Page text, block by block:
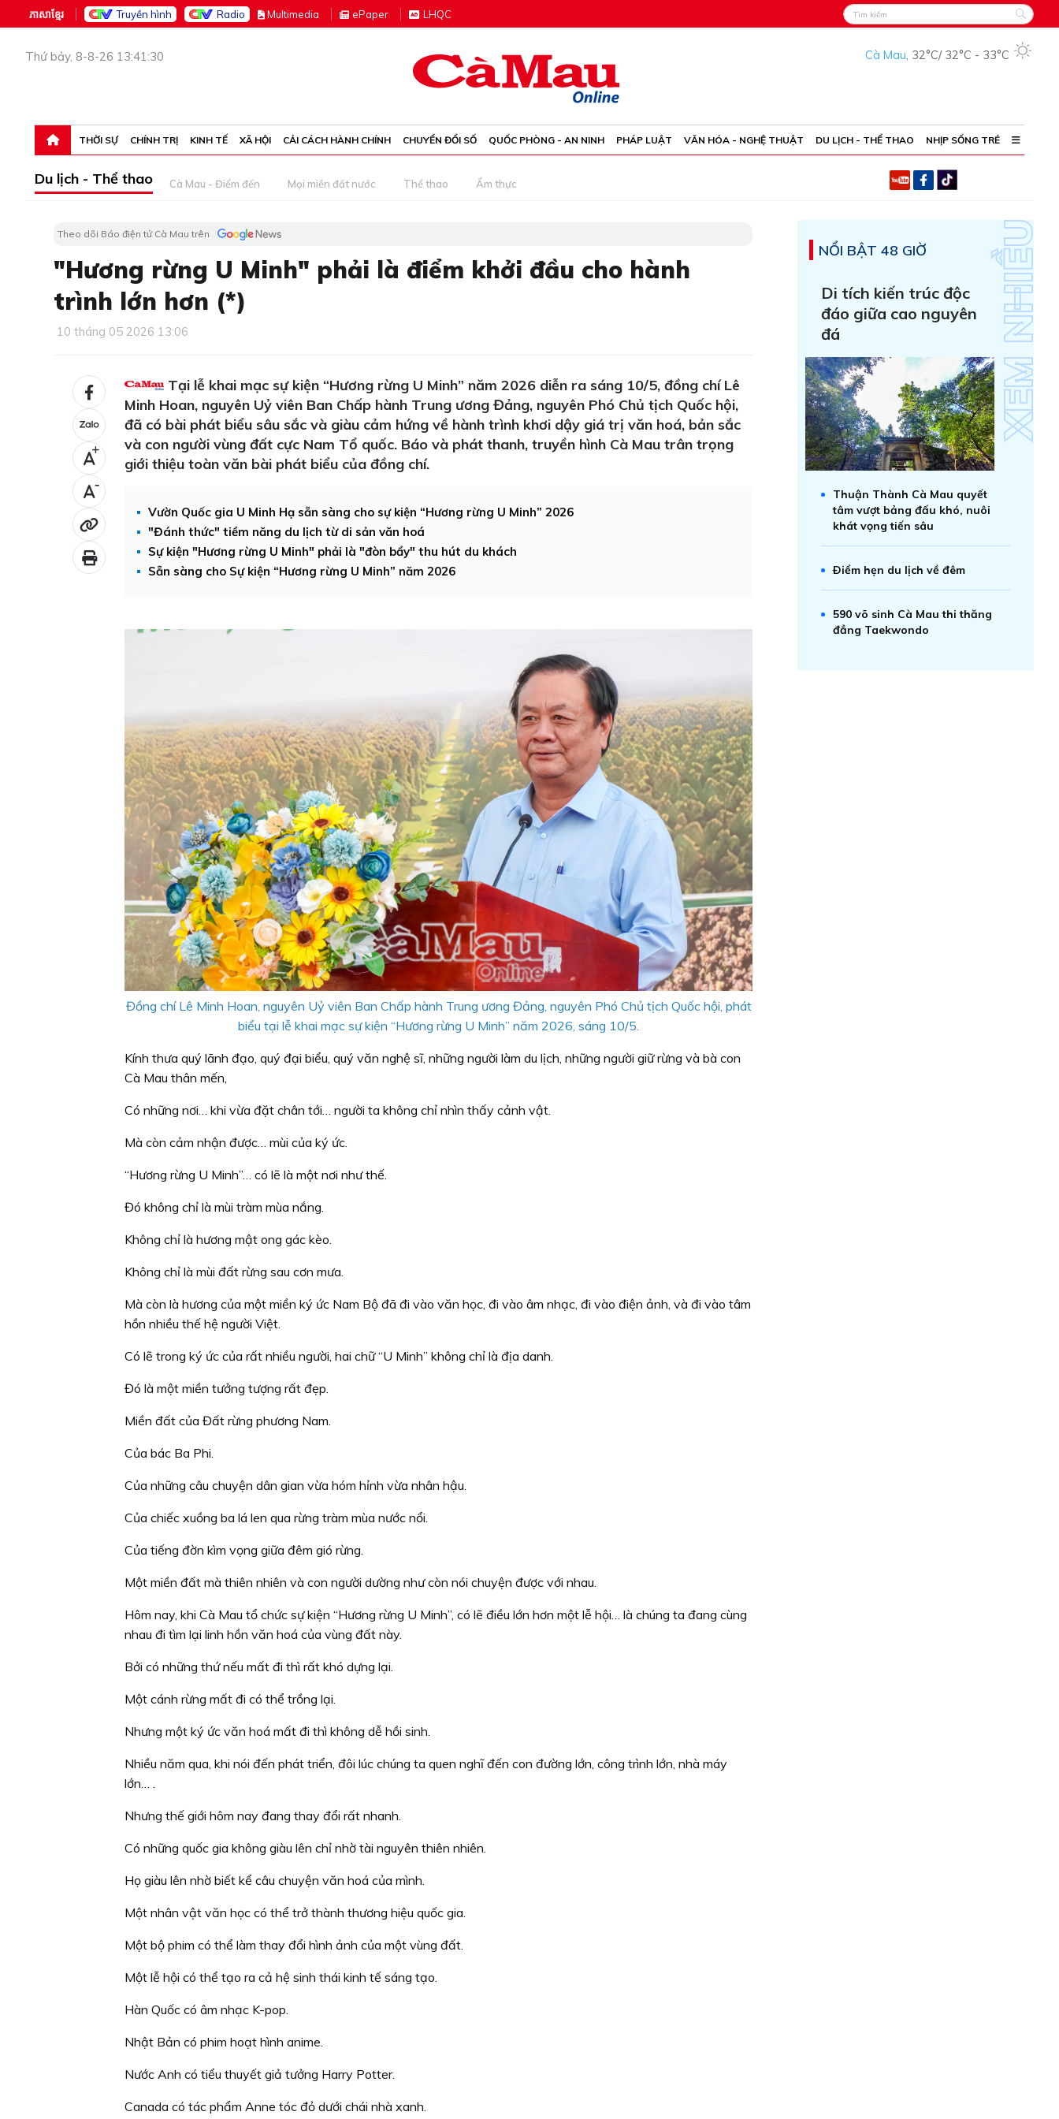
ភាសាខ្មែរ Truyền hình Radio Multimedia ePaper LHQC
Thứ bảy, 8-8-26 13:41:30 Cà Mau, 32°C/ 32°C - 33°C
THỜI SỰ CHÍNH TRỊ KINH TẾ XÃ HỘI CẢI CÁCH HÀNH CHÍNH CHUYỂN ĐỔI SỐ QUỐC PHÒNG - AN NINH PHÁP LUẬT VĂN HÓA - NGHỆ THUẬT DU LỊCH - THỂ THAO NHỊP SỐNG TRẺ
Du lịch - Thể thao Cà Mau - Điểm đến Mọi miền đất nước Thể thao Ẩm thực
Theo dõi Báo điện tử Cà Mau trên
"Hương rừng U Minh" phải là điểm khởi đầu cho hành
trình lớn hơn (*)
10 tháng 05 2026 13:06
+
-
Tại lễ khai mạc sự kiện “Hương rừng U Minh” năm 2026 diễn ra sáng 10/5, đồng chí Lê
Minh Hoan, nguyên Uỷ viên Ban Chấp hành Trung ương Đảng, nguyên Phó Chủ tịch Quốc hội,
đã có bài phát biểu sâu sắc và giàu cảm hứng về hành trình khơi dậy giá trị văn hoá, bản sắc
và con người vùng đất cực Nam Tổ quốc. Báo và phát thanh, truyền hình Cà Mau trân trọng
giới thiệu toàn văn bài phát biểu của đồng chí.
Vườn Quốc gia U Minh Hạ sẵn sàng cho sự kiện “Hương rừng U Minh” 2026
"Đánh thức" tiềm năng du lịch từ di sản văn hoá
Sự kiện "Hương rừng U Minh" phải là "đòn bẩy" thu hút du khách
Sẵn sàng cho Sự kiện “Hương rừng U Minh” năm 2026
Đồng chí Lê Minh Hoan, nguyên Uỷ viên Ban Chấp hành Trung ương Đảng, nguyên Phó Chủ tịch Quốc hội, phát
biểu tại lễ khai mạc sự kiện “Hương rừng U Minh” năm 2026, sáng 10/5.
Kính thưa quý lãnh đạo, quý đại biểu, quý văn nghệ sĩ, những người làm du lịch, những người giữ rừng và bà con
Cà Mau thân mến,
Có những nơi… khi vừa đặt chân tới… người ta không chỉ nhìn thấy cảnh vật.
Mà còn cảm nhận được… mùi của ký ức.
“Hương rừng U Minh”… có lẽ là một nơi như thế.
Đó không chỉ là mùi tràm mùa nắng.
Không chỉ là hương mật ong gác kèo.
Không chỉ là mùi đất rừng sau cơn mưa.
Mà còn là hương của một miền ký ức Nam Bộ đã đi vào văn học, đi vào âm nhạc, đi vào điện ảnh, và đi vào tâm
hồn nhiều thế hệ người Việt.
Có lẽ trong ký ức của rất nhiều người, hai chữ “U Minh” không chỉ là địa danh.
Đó là một miền tưởng tượng rất đẹp.
Miền đất của Đất rừng phương Nam.
Của bác Ba Phi.
Của những câu chuyện dân gian vừa hóm hỉnh vừa nhân hậu.
Của chiếc xuồng ba lá len qua rừng tràm mùa nước nổi.
Của tiếng đờn kìm vọng giữa đêm gió rừng.
Một miền đất mà thiên nhiên và con người dường như còn nói chuyện được với nhau.
Hôm nay, khi Cà Mau tổ chức sự kiện “Hương rừng U Minh”, có lẽ điều lớn hơn một lễ hội… là chúng ta đang cùng
nhau đi tìm lại linh hồn văn hoá của vùng đất này.
Bởi có những thứ nếu mất đi thì rất khó dựng lại.
Một cánh rừng mất đi có thể trồng lại.
Nhưng một ký ức văn hoá mất đi thì không dễ hồi sinh.
Nhiều năm qua, khi nói đến phát triển, đôi lúc chúng ta quen nghĩ đến con đường lớn, công trình lớn, nhà máy
lớn… .
Nhưng thế giới hôm nay đang thay đổi rất nhanh.
Có những quốc gia không giàu lên chỉ nhờ tài nguyên thiên nhiên.
Họ giàu lên nhờ biết kể câu chuyện văn hoá của mình.
Một nhân vật văn học có thể trở thành thương hiệu quốc gia.
Một bộ phim có thể làm thay đổi hình ảnh của một vùng đất.
Một lễ hội có thể tạo ra cả hệ sinh thái kinh tế sáng tạo.
Hàn Quốc có âm nhạc K-pop.
Nhật Bản có phim hoạt hình anime.
Nước Anh có tiểu thuyết giả tưởng Harry Potter.
Canada có tác phẩm Anne tóc đỏ dưới chái nhà xanh.
NỔI BẬT 48 GIỜ
Di tích kiến trúc độc
đáo giữa cao nguyên
đá
Thuận Thành Cà Mau quyết
tâm vượt bảng đấu khó, nuôi
khát vọng tiến sâu
Ðiểm hẹn du lịch về đêm
590 võ sinh Cà Mau thi thăng
đẳng Taekwondo